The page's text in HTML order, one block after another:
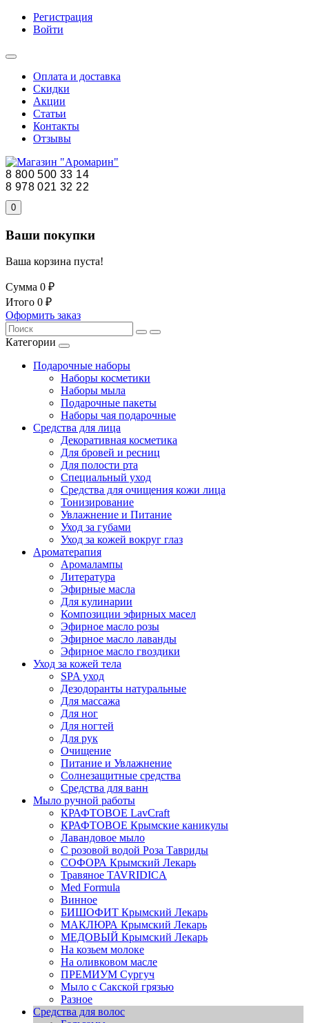
Регистрация
Войти
Оплата и доставка
Скидки
Акции
Статьи
Контакты
Отзывы
8 800 500 33 14
8 978 021 32 22
0
Ваши покупки
Ваша корзина пуста!
Сумма 0 ₽
Итого 0 ₽
Оформить заказ
Категории
Подарочные наборы
Наборы косметики
Наборы мыла
Подарочные пакеты
Наборы чая подарочные
Средства для лица
Декоративная косметика
Для бровей и ресниц
Для полости рта
Специальный уход
Средства для очищения кожи лица
Тонизирование
Увлажнение и Питание
Уход за губами
Уход за кожей вокруг глаз
Ароматерапия
Аромалампы
Литература
Эфирные масла
Для кулинарии
Композиции эфирных масел
Эфирное масло розы
Эфирное масло лаванды
Эфирное масло гвоздики
Уход за кожей тела
SPA уход
Дезодоранты натуральные
Для массажа
Для ног
Для ногтей
Для рук
Очищение
Питание и Увлажнение
Солнезащитные средства
Средства для ванн
Мыло ручной работы
КРАФТОВОЕ LavCraft
КРАФТОВОЕ Крымские каникулы
Лавандовое мыло
С розовой водой Роза Тавриды
СОФОРА Крымский Лекарь
Травяное TAVRIDICA
Med Formula
Винное
БИШОФИТ Крымский Лекарь
МАКЛЮРА Крымский Лекарь
МЕДОВЫЙ Крымский Лекарь
На козьем молоке
На оливковом масле
ПРЕМИУМ Сургуч
Мыло с Сакской грязью
Разное
Средства для волос